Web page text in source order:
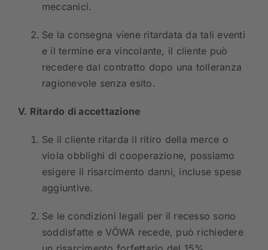
meccanici.
Se la consegna viene ritardata da tali eventi
e il termine era vincolante, il cliente può
recedere dal contratto dopo una tolleranza
ragionevole senza esito.
V. Ritardo di accettazione
Se il cliente ritarda il ritiro della merce o
viola obblighi di cooperazione, possiamo
esigere il risarcimento danni, incluse spese
aggiuntive.
Se le condizioni legali per il recesso sono
soddisfatte e VÖWA recede, può richiedere